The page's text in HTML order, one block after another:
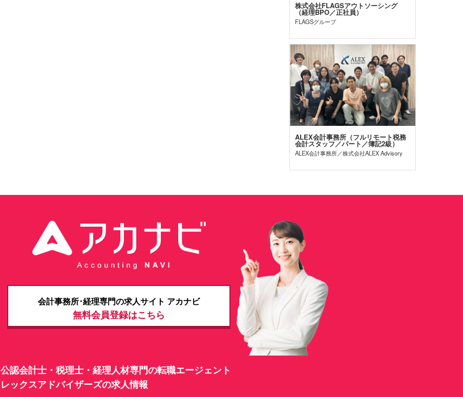
株式会社FLAGSアウトソーシング
（経理BPO／正社員）
FLAGSグループ
ALEX会計事務所（フルリモート税務
会計スタッフ／パート／簿記2級）
ALEX会計事務所／株式会社ALEX Advisory
​​​会計事務所･経理専門の求人サイト アカナビ
無料会員登録はこちら
公認会計士・税理士・経理人材専門の転職エージェント
レックスアドバイザーズの求人情報